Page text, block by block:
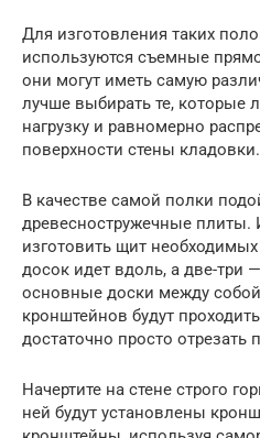
Для изготовления таких
используются съемные
они могут иметь самую
лучше выбирать те, которые
нагрузку и равномерно
поверхности стены кладовки.
В качестве самой полки
древесностружечные плиты.
изготовить щит
досок идет вдоль, а две-три
основные доски между
кронштейнов будут
достаточно просто отрезать
Начертите на стене строго
ней будут установлены